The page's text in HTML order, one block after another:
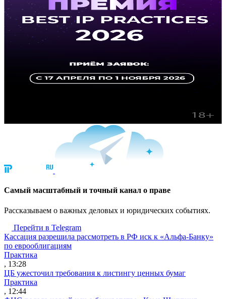
Cамый масштабный и точный канал о праве
Рассказываем о важных деловых и юридических событиях.
Перейти в Telegram
Кассация разрешила рассмотреть в РФ иск к «Альфа-Банку»
по еврооблигациям
Практика
, 13:28
ЦБ ужесточил требования к листингу ценных бумаг
Практика
, 12:44